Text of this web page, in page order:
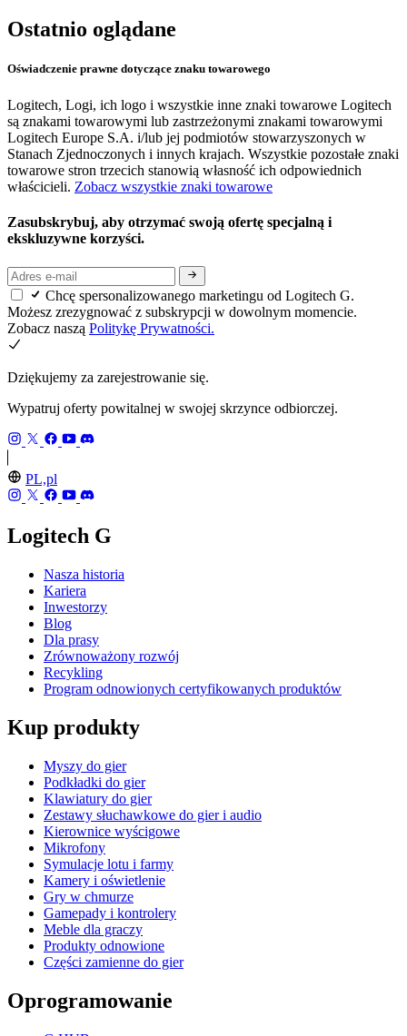
Ostatnio oglądane
Oświadczenie prawne dotyczące znaku towarowego
Logitech, Logi, ich logo i wszystkie inne znaki towarowe Logitech
są znakami towarowymi lub zastrzeżonymi znakami towarowymi
Logitech Europe S.A. i/lub jej podmiotów stowarzyszonych w
Stanach Zjednoczonych i innych krajach. Wszystkie pozostałe znaki
towarowe stron trzecich stanowią własność ich odpowiednich
właścicieli. Zobacz wszystkie znaki towarowe
Zasubskrybuj, aby otrzymać swoją ofertę specjalną i
ekskluzywne korzyści.
Chcę spersonalizowanego marketingu od Logitech G.
Możesz zrezygnować z subskrypcji w dowolnym momencie.
Zobacz naszą Politykę Prywatności.
Dziękujemy za zarejestrowanie się.
Wypatruj oferty powitalnej w swojej skrzynce odbiorczej.
PL,pl
Logitech G
Nasza historia
Kariera
Inwestorzy
Blog
Dla prasy
Zrównoważony rozwój
Recykling
Program odnowionych certyfikowanych produktów
Kup produkty
Myszy do gier
Podkładki do gier
Klawiatury do gier
Zestawy słuchawkowe do gier i audio
Kierownice wyścigowe
Mikrofony
Symulacje lotu i farmy
Kamery i oświetlenie
Gry w chmurze
Gamepady i kontrolery
Meble dla graczy
Produkty odnowione
Części zamienne do gier
Oprogramowanie